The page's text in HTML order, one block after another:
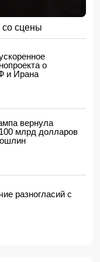
разыскиваемых
районе пастух
с балкона
мы будем
Украине
более 191 млн
со сцены
о
и Ирана
вернула
млрд долларов
разногласий с